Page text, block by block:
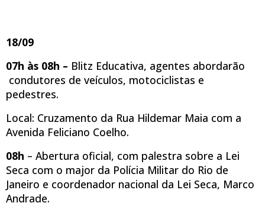
18/09
07h às 08h – Blitz Educativa, agentes abordarão
condutores de veículos, motociclistas e
pedestres.
Local: Cruzamento da Rua Hildemar Maia com a
Avenida Feliciano Coelho.
08h – Abertura oficial, com palestra sobre a Lei
Seca com o major da Polícia Militar do Rio de
Janeiro e coordenador nacional da Lei Seca, Marco
Andrade.